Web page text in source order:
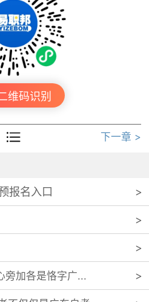
维码识别
 下一章 >
报名入口
旁加各是恪字广...